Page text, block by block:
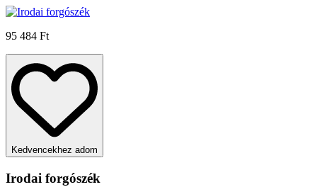
95 484 Ft
Kedvencekhez adom
Irodai forgószék